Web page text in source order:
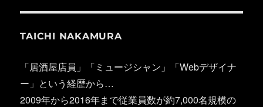
TAICHI NAKAMURA
「居酒屋店員」「ミュージシャン」「Webデザイナ
ー」という経歴から…
2009年から2016年まで従業員数が約7,000名規模の